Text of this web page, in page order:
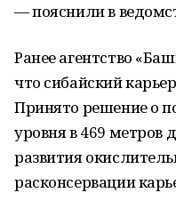
— пояснили в
Ранее агентство
что сибайский
Принято решение о
уровня в 469 метров
развития
расконсервации